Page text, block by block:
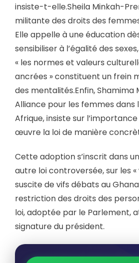
insiste-t-elle.Sheila Minkah-
militante des droits des
Elle appelle à une éducation
sensibiliser à l’égalité des
« les normes et valeurs
ancrées » constituent un frein
des mentalités.Enfin, Shamima
Alliance pour les femmes dans
Afrique, insiste sur
œuvre la loi de manière
Cette adoption s’inscrit dans
autre loi controversée, sur les «
suscite de vifs débats au
restriction des droits des
loi, adoptée par le Parlement,
signature du président.